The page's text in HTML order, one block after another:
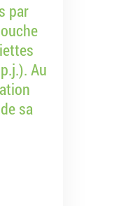
par
Au
sa